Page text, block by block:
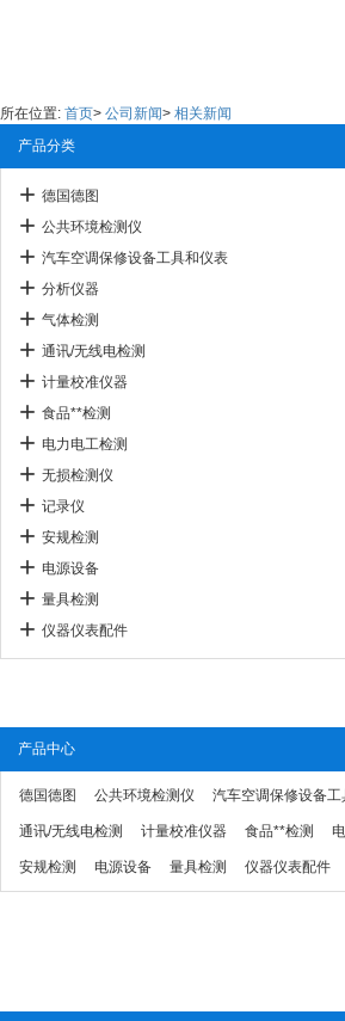
所在位置: 首页> 公司新闻> 相关新闻
产品分类
德国德图
公共环境检测仪
汽车空调保修设备工具和仪表
分析仪器
气体检测
通讯/无线电检测
计量校准仪器
食品**检测
电力电工检测
无损检测仪
记录仪
安规检测
电源设备
量具检测
仪器仪表配件
产品中心
德国德图 公共环境检测仪 汽车空调保修设备工
通讯/无线电检测 计量校准仪器 食品**检测
安规检测 电源设备 量具检测 仪器仪表配件